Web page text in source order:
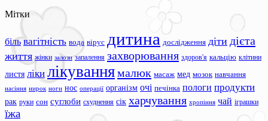
Мітки
біль вагітність вода вірус дитина дослідження діти дієта
життя жінки залози запалення захворювання здоров'я кальцію клітини
листя ліки лікуваннямалюк масаж мед мозок навчання
насіння нирок ноги нос операції організм очі печінка пологи продукти
рак руки сон суглоби схуднення сік харчування хропіння чай іграшки
їжа